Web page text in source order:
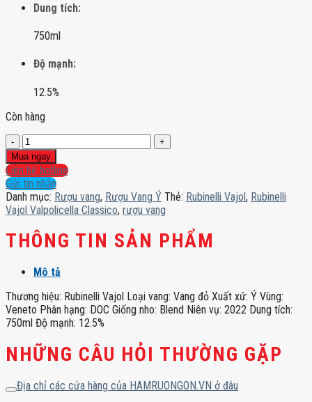
Dung tích:
750ml
Độ mạnh:
12.5%
Còn hàng
Rubinelli
Vajol
Valpolicella
Classico
số
lượng
Mua ngay
Liên hệ hotline
Gửi tin nhắn
Danh mục: Rượu vang, Rượu Vang Ý Thẻ: Rubinelli Vajol, Rubinelli
Vajol Valpolicella Classico, rượu vang
THÔNG TIN SẢN PHẨM
Mô tả
Thương hiệu: Rubinelli Vajol Loại vang: Vang đỏ Xuất xứ: Ý Vùng:
Veneto Phân hạng: DOC Giống nho: Blend Niên vụ: 2022 Dung tích:
750ml Độ mạnh: 12.5%
NHỮNG CÂU HỎI THƯỜNG GẶP
Địa chỉ các cửa hàng của HAMRUONGON.VN ở đâu